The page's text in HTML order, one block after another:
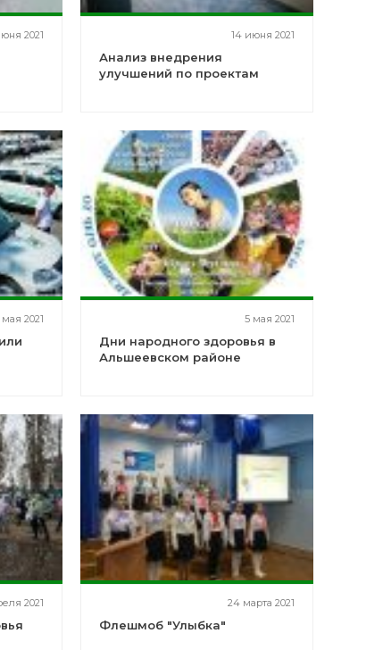
2021 14 июня 2021
Анализ внедрения
улучшений по проектам
мая 2021 5 мая 2021
Дни народного здоровья в
Альшеевском районе
2021 24 марта 2021
Флешмоб "Улыбка"